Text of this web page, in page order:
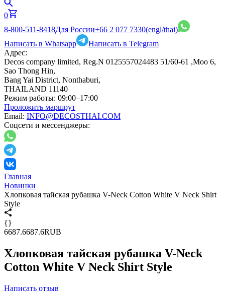
0
8-800-511-8418Для России+66 2 077 7330(engl/thai)
Написать в Whatsapp
Написать в Telegram
Адрес:
Decos company limited, Reg.N 0125557024483 51/60-61 ,Moo 6,
Sao Thong Hin,
Bang Yai District, Nonthaburi,
THAILAND 11140
Режим работы: 09:00–17:00
Проложить маршрут
Email: INFO@DECOSTHAI.COM
Соцсети и мессенджеры:
Главная
Новинки
Хлопковая тайская рубашка V-Neck Cotton White V Neck Shirt
Style
{}
6687.6687.6RUB
Хлопковая тайская рубашка V-Neck
Cotton White V Neck Shirt Style
Написать отзыв